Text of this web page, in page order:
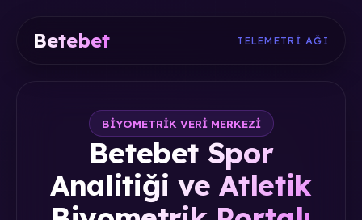
Betebet TELEMETRI AĞI
BIYOMETRIK VERI MERKEZI
Betebet Spor
Analitiği ve Atletik